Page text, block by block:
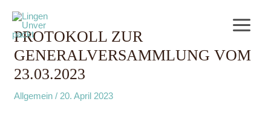
PROTOKOLL ZUR
GENERALVERSAMMLUNG VOM
23.03.2023
Allgemein / 20. April 2023